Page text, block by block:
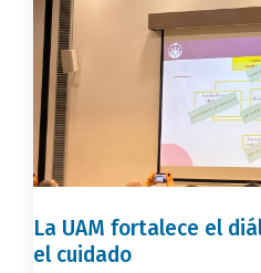
La UAM fortalece el
el cuidado